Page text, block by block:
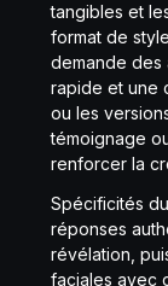
tangibles et
format de
demande des
rapide et une
ou les
témoignage
renforcer la
Spécificités
réponses
révélation,
faciales avec